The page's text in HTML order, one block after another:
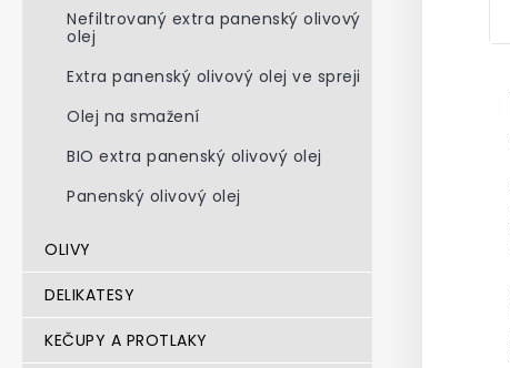
Nefiltrovaný extra panenský olivový
olej
Extra panenský olivový olej ve spreji
Olej na smažení
BIO extra panenský olivový olej
Panenský olivový olej
OLIVY
DELIKATESY
KEČUPY A PROTLAKY